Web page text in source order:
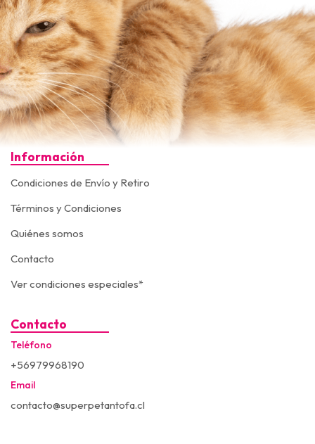
Información
Condiciones de Envío y Retiro
Términos y Condiciones
Quiénes somos
Contacto
Ver condiciones especiales*
Contacto
Teléfono
+56979968190
Email
contacto@superpetantofa.cl